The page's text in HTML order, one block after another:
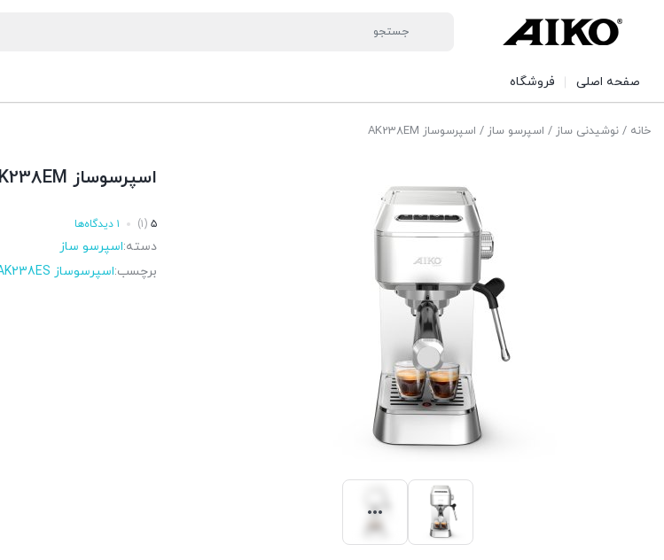
صفحه اصلی فروشگاه
خانه / نوشیدنی ساز / اسپرسو ساز / اسپرسوساز AK238EM
اسپرسوساز AK238EM
۵ (۱) ۱ دیدگاه‌ها
دسته:اسپرسو ساز
برچسب:اسپرسوساز AK238ES